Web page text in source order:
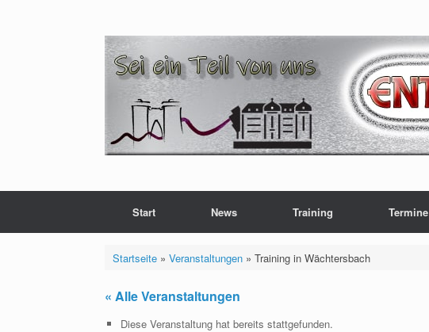
Start News Training Termine
Startseite» Veranstaltungen» Training in Wächtersbach
« Alle Veranstaltungen
Diese Veranstaltung hat bereits stattgefunden.